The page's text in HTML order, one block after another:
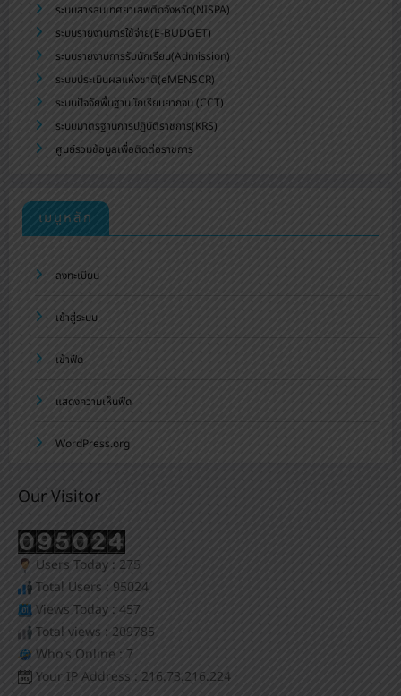
ระบบสารสนเทศยาเสพติดจังหวัด(NISPA)
ระบบรายงานการใช้จ่าย(E-BUDGET)
ระบบรายงานการรับนักเรียน(Admission)
ระบบประเมินผลแห่งชาติ(eMENSCR)
ระบบปัจจัยพื้นฐานนักเรียนยากจน (CCT)
ระบบมาตรฐานการปฏิบัติราชการ(KRS)
ศูนย์รวมข้อมูลเพื่อติดต่อราชการ
เมนูหลัก
ลงทะเบียน
เข้าสู่ระบบ
เข้าฟีด
แสดงความเห็นฟีด
WordPress.org
Our Visitor
Users Today : 275
Total Users : 95024
Views Today : 457
Total views : 209785
Who's Online : 7
Your IP Address : 216.73.216.224